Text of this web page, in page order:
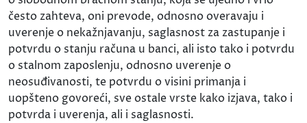
često zahteva, oni prevode, odnosno overavaju i
uverenje o nekažnjavanju, saglasnost za zastupanje i
potvrdu o stanju računa u banci, ali isto tako i potvrdu
o stalnom zaposlenju, odnosno uverenje o
neosuđivanosti, te potvrdu o visini primanja i
uopšteno govoreći, sve ostale vrste kako izjava, tako i
potvrda i uverenja, ali i saglasnosti.